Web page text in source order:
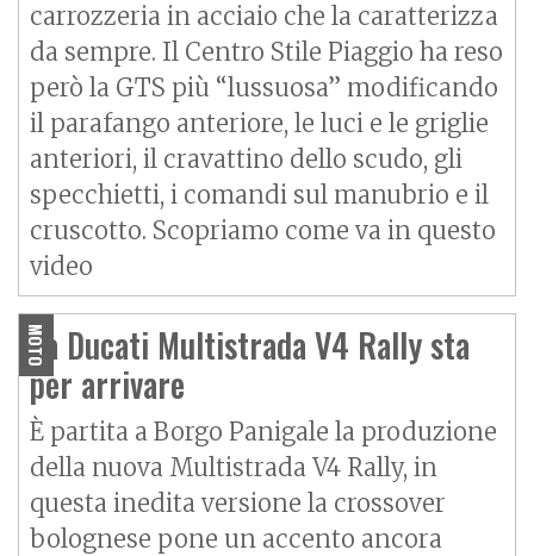
carrozzeria in acciaio che la caratterizza
da sempre. Il Centro Stile Piaggio ha reso
però la GTS più “lussuosa” modificando
il parafango anteriore, le luci e le griglie
anteriori, il cravattino dello scudo, gli
specchietti, i comandi sul manubrio e il
cruscotto. Scopriamo come va in questo
video
MOTO
La Ducati Multistrada V4 Rally sta
per arrivare
È partita a Borgo Panigale la produzione
della nuova Multistrada V4 Rally, in
questa inedita versione la crossover
bolognese pone un accento ancora